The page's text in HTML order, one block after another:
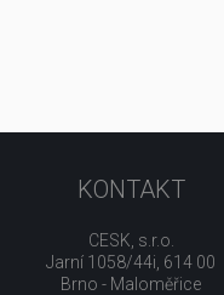
KONTAKT
CESK, s.r.o.
Jarní 1058/44i, 614 00
Brno - Maloměřice